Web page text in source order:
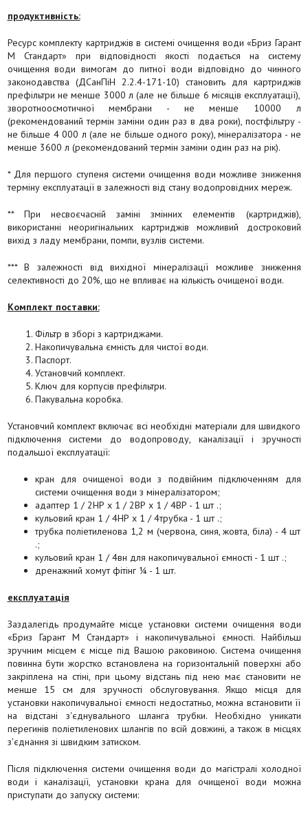
продуктивність:
Ресурс комплекту картриджів в системі очищення води «Бриз Гарант
М Стандарт» при відповідності якості подається на систему
очищення води вимогам до питної води відповідно до чинного
законодавства (ДСанПіН 2.2.4-171-10) становить для картриджів
префільтри не менше 3000 л (але не більше 6 місяців експлуатації),
зворотноосмотичної мембрани - не менше 10000 л
(рекомендований термін заміни один раз в два роки), постфільтру -
не більше 4 000 л (але не більше одного року), мінералізатора - не
менше 3600 л (рекомендований термін заміни один раз на рік).
* Для першого ступеня системи очищення води можливе зниження
терміну експлуатації в залежності від стану водопровідних мереж.
** При несвоєчасній заміні змінних елементів (картриджів),
використанні неоригінальних картриджів можливий достроковий
вихід з ладу мембрани, помпи, вузлів системи.
*** В залежності від вихідної мінералізації можливе зниження
селективності до 20%, що не впливає на кількість очищеної води.
Комплект поставки:
Фільтр в зборі з картриджами.
Накопичувальна ємність для чистої води.
Паспорт.
Установчий комплект.
Ключ для корпусів префільтри.
Пакувальна коробка.
Установчий комплект включає всі необхідні матеріали для швидкого
підключення системи до водопроводу, каналізації і зручності
подальшої експлуатації:
кран для очищеної води з подвійним підключенням для
системи очищення води з мінералізатором;
адаптер 1 / 2НР х 1 / 2ВР х 1 / 4ВР - 1 шт .;
кульовий кран 1 / 4НР х 1 / 4трубка - 1 шт .;
трубка поліетиленова 1,2 м (червона, синя, жовта, біла) - 4 шт
.;
кульовий кран 1 / 4вн для накопичувальної ємності - 1 шт .;
дренажний хомут фітінг ¼ - 1 шт.
експлуатація
Заздалегідь продумайте місце установки системи очищення води
«Бриз Гарант М Стандарт» і накопичувальної ємності. Найбільш
зручним місцем є місце під Вашою раковиною. Система очищення
повинна бути жорстко встановлена на горизонтальній поверхні або
закріплена на стіні, при цьому відстань під нею має становити не
менше 15 см для зручності обслуговування. Якщо місця для
установки накопичувальної ємності недостатньо, можна встановити її
на відстані з'єднувального шланга трубки. Необхідно уникати
перегинів поліетиленових шлангів по всій довжині, а також в місцях
з'єднання зі швидким затиском.
Після підключення системи очищення води до магістралі холодної
води і каналізації, установки крана для очищеної води можна
приступати до запуску системи: